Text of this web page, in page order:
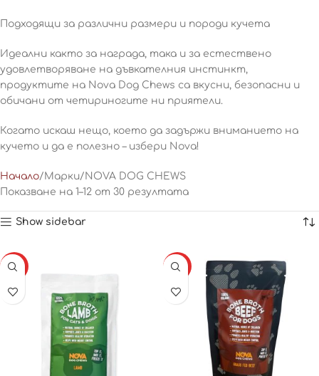
Подходящи за различни размери и породи кучета
Идеални както за награда, така и за естествено
удовлетворяване на дъвкателния инстинкт,
продуктите на Nova Dog Chews са вкусни, безопасни и
обичани от четириногите ни приятели.
Когато искаш нещо, което да задържи вниманието на
кучето и да е полезно – избери Nova!
Начало Марки NOVA DOG CHEWS
Показване на 1–12 от 30 резултата
Show sidebar
HOT HOT